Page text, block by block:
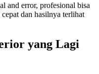
and error, profesional bisa
dan hasilnya terlihat
yang Lagi